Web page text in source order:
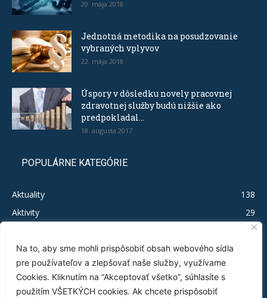
Na to, aby sme mohli prispôsobiť obsah webového sídla
pre používateľov a zlepšovať naše služby, využívame
Cookies. Kliknutím na “Akceptovať všetko”, súhlasíte s
použitím VŠETKÝCH cookies. Ak chcete prispôsobiť
20. mája 2018
Jednotná metodika na posudzovanie
vybraných vplyvov
22. mája 2018
Úspory v dôsledku novely pracovnej
zdravotnej služby budú nižšie ako
predpokladal...
18. augusta 2017
POPULÁRNE KATEGÓRIE
Aktuality
138
Aktivity
29
19
Publikácie
Test MSP
Tlačové správy